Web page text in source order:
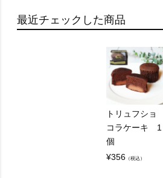
最近チェックした商品
トリュフショ
コラケーキ 1
個
¥356 （税込）